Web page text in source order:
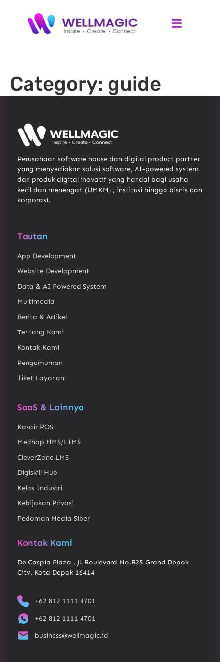
Category: guide
Perusahaan software house dan digital product partner
yang menyediakan solusi software, AI-powered system
dan produk digital inovatif yang handal bagi usaha
kecil dan menengah (UMKM) , institusi hingga bisnis dan
korporasi.
Tautan
App Development
Website Development
Data & AI Powered System
Multimedia
Berita & Artikel
Tentang Kami
Kontak Kami
Pengumuman
Tiket Layanan
SaaS & Lainnya
Kasair POS
Medhop HMS/LIMS
CleverZone LMS
Digiskill Hub
Kelas Industri
Kebijakan Privasi
Pedoman Media Siber
Kontak Kami
De Caspia Plaza , Jl. Boulevard No.B35 Grand Depok
City. Kota Depok 16414
+62 812 1111 4701
+62 812 1111 4701
business@wellmagic.id